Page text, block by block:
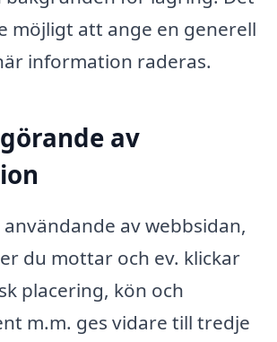
möjligt att ange en generell
information raderas.
av
av webbsidan,
du mottar och ev. klickar
placering, kön och
m.m. ges vidare till tredje